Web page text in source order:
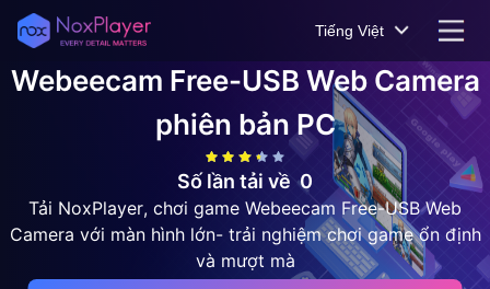
Tiếng Việt
Webeecam Free-USB Web Camera
phiên bản PC
Số lần tải về 0
Tải NoxPlayer, chơi game Webeecam Free-USB Web
Camera với màn hình lớn- trải nghiệm chơi game ổn định
và mượt mà